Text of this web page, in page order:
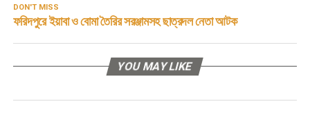
DON'T MISS
ফরিদপুরে ইয়াবা ও বোমা তৈরির সরঞ্জামসহ ছাত্রদল নেতা আটক
YOU MAY LIKE